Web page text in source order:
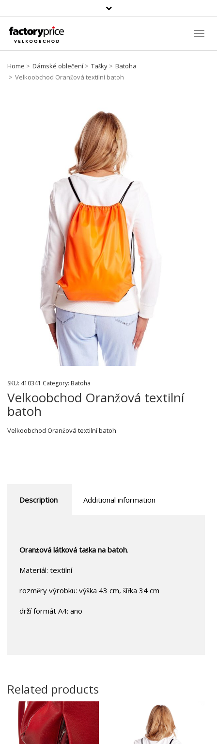
Vyhledávání
Home Dámské oblečení Tašky
Batoha
Velkoobchod Oranžová textilní batoh
SKU: 410341 Category: Batoha
Velkoobchod Oranžová textilní
batoh
Velkoobchod Oranžová textilní batoh
Description Additional information
Oranžová látková taška na batoh.
Materiál: textilní
rozměry výrobku: výška 43 cm, šířka 34 cm
drží formát A4: ano
Related products